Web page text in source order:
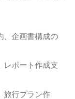
、企画書構成の
レポート作成支
旅行プラン作